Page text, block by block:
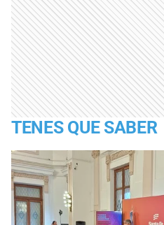
TENES QUE SABER